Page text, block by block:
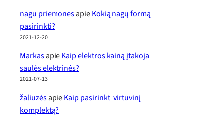
nagu priemonesapieKokią nagų formą
pasirinkti?
2021-12-20
MarkasapieKaip elektros kainą įtakoja
saulės elektrinės?
2021-07-13
žaliuzėsapieKaip pasirinkti virtuvinį
komplektą?